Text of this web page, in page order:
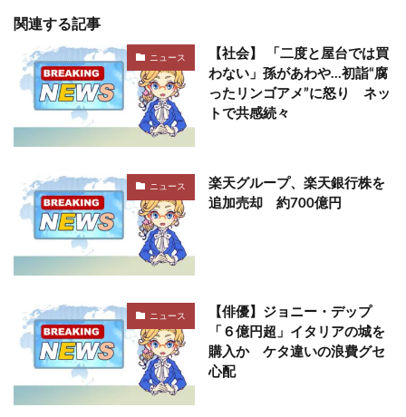
関連する記事
ニュース
【社会】 「二度と屋台では買
わない」孫があわや…初詣“腐
ったリンゴアメ”に怒り ネッ
トで共感続々
ニュース
楽天グループ、楽天銀行株を
追加売却 約700億円
ニュース
【俳優】ジョニー・デップ
「６億円超」イタリアの城を
購入か ケタ違いの浪費グセ
心配